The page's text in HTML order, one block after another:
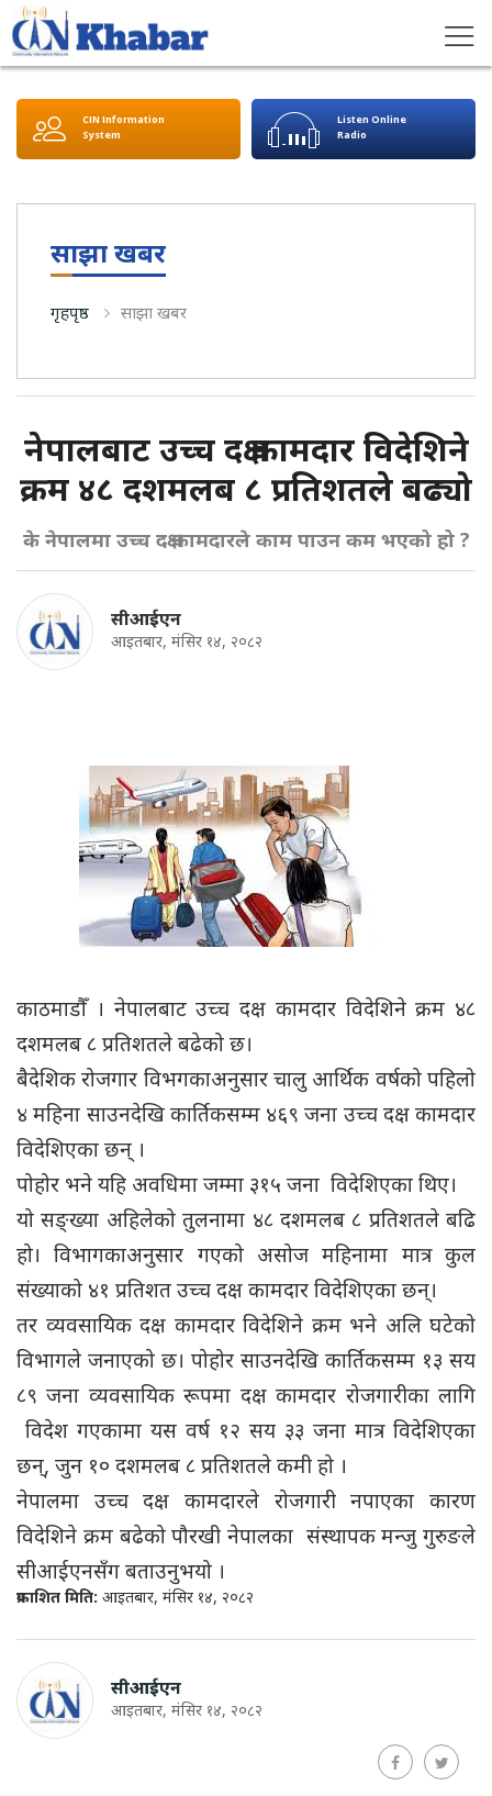
CIN Information
System
Listen Online
Radio
साझा खबर
गृहपृष्ठ साझा खबर
नेपालबाट उच्च दक्ष कामदार विदेशिने
क्रम ४८ दशमलब ८ प्रतिशतले बढ्यो
के नेपालमा उच्च दक्ष कामदारले काम पाउन कम भएको हो ?
सीआईएन
आइतबार, मंसिर १४, २०८२
काठमाडाैँ । नेपालबाट उच्च दक्ष कामदार विदेशिने क्रम ४८
दशमलब ८ प्रतिशतले बढेको छ।
बैदेशिक रोजगार विभगकाअनुसार चालु आर्थिक वर्षको पहिलो
४ महिना साउनदेखि कार्तिकसम्म ४६९ जना उच्च दक्ष कामदार
विदेशिएका छन् ।
पोहोर भने यहि अवधिमा जम्मा ३१५ जना विदेशिएका थिए।
यो सङ्ख्या अहिलेको तुलनामा ४८ दशमलब ८ प्रतिशतले बढि
हो। विभागकाअनुसार गएको असोज महिनामा मात्र कुल
संख्याको ४१ प्रतिशत उच्च दक्ष कामदार विदेशिएका छन्।
तर व्यवसायिक दक्ष कामदार विदेशिने क्रम भने अलि घटेको
विभागले जनाएको छ। पोहोर साउनदेखि कार्तिकसम्म १३ सय
८९ जना व्यवसायिक रूपमा दक्ष कामदार रोजगारीका लागि
विदेश गएकामा यस वर्ष १२ सय ३३ जना मात्र विदेशिएका
छन्, जुन १० दशमलब ८ प्रतिशतले कमी हो ।
नेपालमा उच्च दक्ष कामदारले रोजगारी नपाएका कारण
विदेशिने क्रम बढेको पौरखी नेपालका संस्थापक मन्जु गुरुङले
सीआईएनसँग बताउनुभयो ।
प्रकाशित मिति: आइतबार, मंसिर १४, २०८२
सीआईएन
आइतबार, मंसिर १४, २०८२